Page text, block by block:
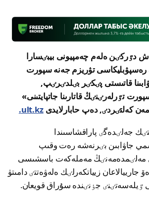
دٷركٸن ەلەم چەمپيونى بيبٸسارا
رەسپۋبليكاسى تۋريزم جەنە سپورت
قاتىستى پٸكٸر بٸلدٸرٸپ,
تٷرلەرٸنٸڭ قاتارىنا جاتپايتىنى»
كەلتٸردٸ, دەپ حابارلايدىult.kz.
جەلٸدەگٸ پاراقشاسىندا
جاۋابىن بٸرنەشە رەت وقىپ
مەلٸمدەمەنٸڭ مەملەكەت باسشىسى
زيياتكەرلٸك ەلەۋەتتٸ دامىتۋ
ٷيلەسەتٸنٸ جٶنٸندە سۇراق قويعان.